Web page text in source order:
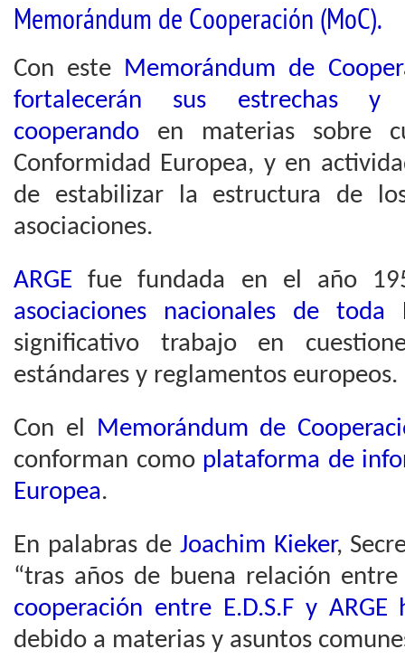
Memorándum de Cooperación (MoC).
Con este Memorándum de
fortalecerán sus estrechas y
cooperando en materias sobre
Conformidad Europea, y en
de estabilizar la estructura de
asociaciones.
ARGE fue fundada en el año
asociaciones nacionales de toda
significativo trabajo en
estándares y reglamentos europeos.
Con el Memorándum de
conforman como plataforma de
Europea.
En palabras de Joachim Kieker,
“tras años de buena relación entre
cooperación entre E.D.S.F y
debido a materias y asuntos